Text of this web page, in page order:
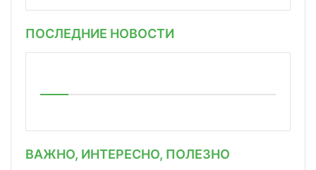
ПОСЛЕДНИЕ НОВОСТИ
ВАЖНО, ИНТЕРЕСНО, ПОЛЕЗНО